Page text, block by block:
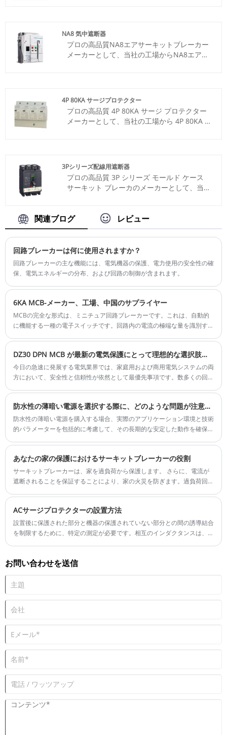
ます...
提供します。CJ Electricは、中国の大規模な
単相KWH電子デジタルエネルギーメーターの
メーカーおよびサプライヤーです。長年にわ
たり、当社はモジュラー電気端子装置に特化
国におけるお客様の長期的なパートナーとな
ることを楽しみにしています。
NA8 気中遮断器
プロの高品質NA8エアサーキットブレーカー
メーカーとして、当社の工場からNA8エアサ
ズ (A): 1600、2500、4000、7500
・遮断容量は2種類：N、H（7500用）
• 定格電圧うえ（VAC）：380/400/415、690
• 極数: 3 極または 4 極
4P 80KA サージプロテクター
プロの高品質 4P 80KA サージ プロテクター
メーカーとして、当社の工場から 4P 80KA サ
ジプロテクター (サージプロテクター) は、電
気システムおよび電子機器用の保護装置であ
り、その主な機能は、電力システム内の電圧
サージ、過電圧、電流サージが機器に損傷を
3Pシリーズ配線用遮断器
プロの高品質 3P シリーズ モールド ケース
サーキット ブレーカのメーカーとして、当社
そして、最高のアフターサービスとタイムリ
ーな納品を提供します。産業用制御パネルの
分岐およびフィーダ回路保護を提供するよう
に設計されたこの 3P シリーズ モールド ケー
ス サーキット ブレーカは、導体の過負荷や
モーターなどの接続機器の短絡に対する保護
を提供します。これらは、UL 508 コントロ
ール パネルへの取り付けに関して UL リスト
に登録されています。標準的な回路ブレーカ
ーや他の同等のデバイスと比べてサイズが小
さいため、パネルのスペースが節約されま
す。 4 つのフレーム サイズとすべての標準ア
クセサリが利用可能です。
関連ブログ レビュー
回路ブレーカーは何に使用されますか？
回路ブレーカーの主な機能には、電気機器の保護、電力使用の安全性の確
保、電気エネルギーの分布、および回路の制御が含まれます。 ‌
6KA MCB-メーカー、工場、中国のサプライヤー
MCBの完全な形式は、ミニチュア回路ブレーカーです。これは、自動的
に機能する一種の電子スイッチです。回路内の電流の極端な量を識別する
DZ30 DPN MCB が最新の電気保護にとって理想的な選択肢となる理由は何ですか?
今日の急速に発展する電気業界では、家庭用および商用電気システムの両
方において、安全性と信頼性が依然として最優先事項です。数多くの回路
能で際立っています。電気システムのメンテナンスに深く関わっている者
として、私はよく自問します。なぜこれほど多くの専門家が DZ30 DPN
MCB を推奨するのでしょうか?その答えは、優れた製造品質、高度な安全
防水性の薄暗い電源を選択する際に、どのような問題が注意すべきですか？
防水性の薄暗い電源を購入する場合、実際のアプリケーション環境と技術
的パラメーターを包括的に考慮して、その長期的な安定した動作を確保す
あなたの家の保護におけるサーキットブレーカーの役割
サーキットブレーカーは、家を過負荷から保護します。 さらに、電流が
遮断されることを保証することにより、家の火災を防ぎます。過負荷回路
があり、それを過熱する可能性があります。
ACサージプロテクターの設置方法
設置後に保護された部分と機器の保護されていない部分との間の誘導結合
を制限するために、特定の測定が必要です。相互のインダクタンスは、誘
お問い合わせを送信